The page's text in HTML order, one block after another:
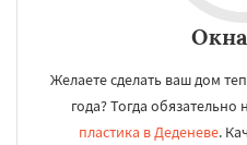
Желаете сделать ваш дом
года? Тогда
пластика в Деденеве.